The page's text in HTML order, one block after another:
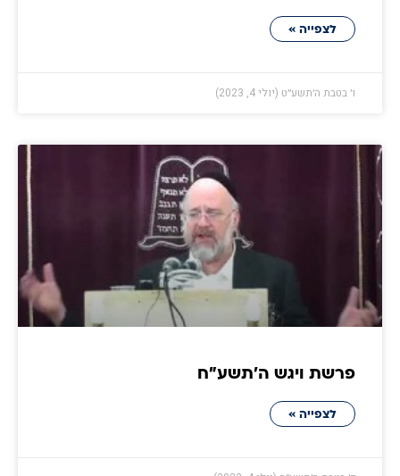
לצפייה »
ו׳ בטבת ה׳תשע״ט (יולי 4, 2023)
פרשת ויגש ה׳תשע״ח
לצפייה »